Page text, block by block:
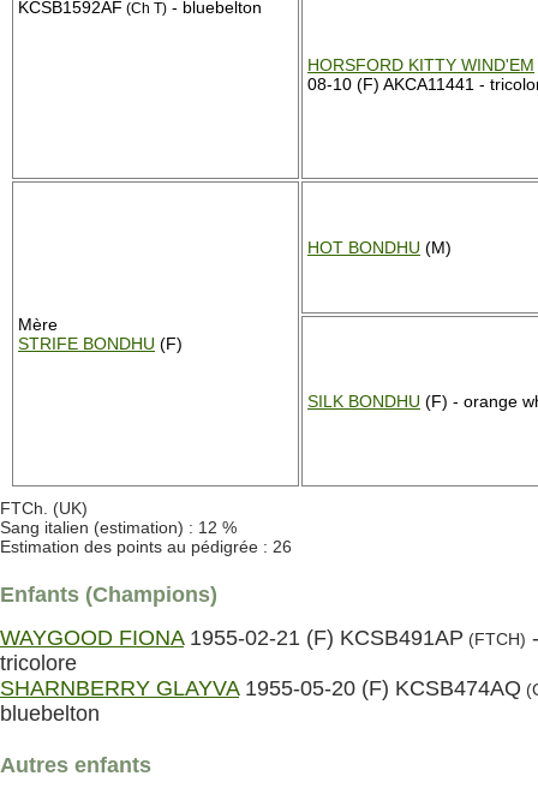
KCSB1592AF (Ch T) - bluebelton
HORSFORD KITTY WIND'EM
08-10 (F) AKCA11441 -
Mère
STRIFE BONDHU (F)
HOT BONDHU (M)
SILK BONDHU (F) - orange
FTCh. (UK)
Sang italien (estimation) : 12 %
Estimation des points au pédigrée : 26
Enfants (Champions)
WAYGOOD FIONA1955-02-21 (F) KCSB491AP (FTCH) -
tricolore
SHARNBERRY GLAYVA1955-05-20 (F) KCSB474AQ
bluebelton
Autres enfants